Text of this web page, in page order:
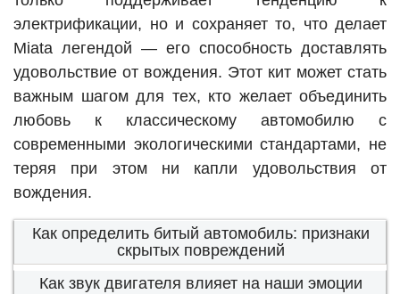
электрификации, но и сохраняет то, что делает
Miata легендой — его способность доставлять
удовольствие от вождения. Этот кит может стать
важным шагом для тех, кто желает объединить
любовь к классическому автомобилю с
современными экологическими стандартами, не
теряя при этом ни капли удовольствия от
вождения.
Как определить битый автомобиль: признаки
скрытых повреждений
Как звук двигателя влияет на наши эмоции